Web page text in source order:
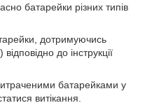
батарейки різних типів
дотримуючись
до інструкції
батарейками у
витікання.